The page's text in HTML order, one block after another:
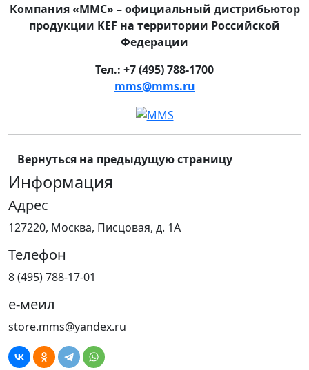
Компания «ММС» – официальный дистрибьютор
продукции KEF на территории Российской
Федерации
Тел.: +7 (495) 788-1700
mms@mms.ru
Вернуться на предыдущую страницу
Информация
Адрес
127220, Москва, Писцовая, д. 1А
Телефон
8 (495) 788-17-01
е-меил
store.mms@yandex.ru